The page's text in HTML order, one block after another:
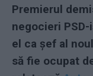
Premierul
negocieri
el ca șef al
să fie ocupat